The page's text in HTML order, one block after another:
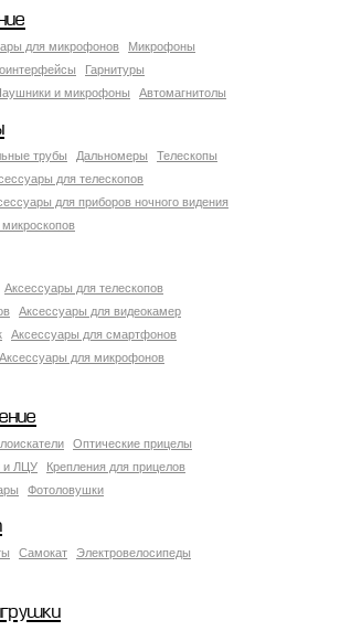
для микрофонов
Микрофоны
Гарнитуры
и микрофоны Автомагнитолы
трубы Дальномеры
Телескопы
для телескопов
для приборов ночного видения
Аксессуары для телескопов
Аксессуары для видеокамер
Аксессуары для смартфонов
Аксессуары для микрофонов
Оптические прицелы
и ЛЦУ
Крепления для прицелов
Фотоловушки
Самокат
Электровелосипеды